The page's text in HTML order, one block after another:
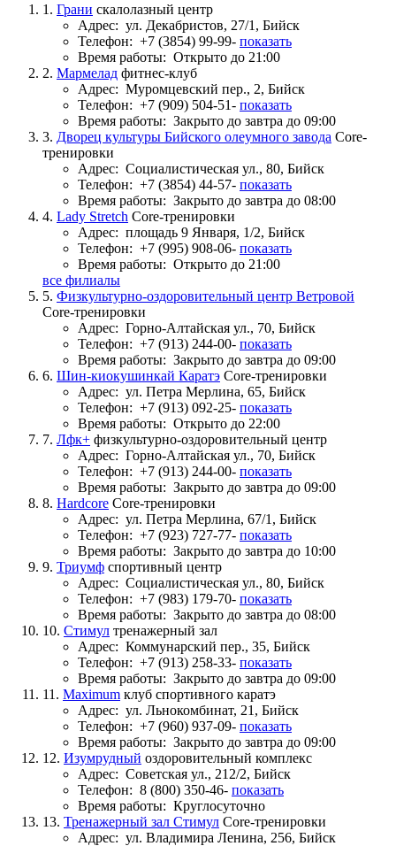
1. Грани скалолазный центр
Адрес: ул. Декабристов, 27/1, Бийск
Телефон: +7 (3854) 99-99- показать
Время работы: Открыто до 21:00
2. Мармелад фитнес-клуб
Адрес: Муромцевский пер., 2, Бийск
Телефон: +7 (909) 504-51- показать
Время работы: Закрыто до завтра до 09:00
3. Дворец культуры Бийского олеумного завода Core-
тренировки
Адрес: Социалистическая ул., 80, Бийск
Телефон: +7 (3854) 44-57- показать
Время работы: Закрыто до завтра до 08:00
4. Lady Stretch Core-тренировки
Адрес: площадь 9 Января, 1/2, Бийск
Телефон: +7 (995) 908-06- показать
Время работы: Открыто до 21:00
все филиалы
5. Физкультурно-оздоровительный центр Ветровой
Core-тренировки
Адрес: Горно-Алтайская ул., 70, Бийск
Телефон: +7 (913) 244-00- показать
Время работы: Закрыто до завтра до 09:00
6. Шин-киокушинкай Каратэ Core-тренировки
Адрес: ул. Петра Мерлина, 65, Бийск
Телефон: +7 (913) 092-25- показать
Время работы: Открыто до 22:00
7. Лфк+ физкультурно-оздоровительный центр
Адрес: Горно-Алтайская ул., 70, Бийск
Телефон: +7 (913) 244-00- показать
Время работы: Закрыто до завтра до 09:00
8. Hardcore Core-тренировки
Адрес: ул. Петра Мерлина, 67/1, Бийск
Телефон: +7 (923) 727-77- показать
Время работы: Закрыто до завтра до 10:00
9. Триумф спортивный центр
Адрес: Социалистическая ул., 80, Бийск
Телефон: +7 (983) 179-70- показать
Время работы: Закрыто до завтра до 08:00
10. Стимул тренажерный зал
Адрес: Коммунарский пер., 35, Бийск
Телефон: +7 (913) 258-33- показать
Время работы: Закрыто до завтра до 09:00
11. Maximum клуб спортивного каратэ
Адрес: ул. Льнокомбинат, 21, Бийск
Телефон: +7 (960) 937-09- показать
Время работы: Закрыто до завтра до 09:00
12. Изумрудный оздоровительный комплекс
Адрес: Советская ул., 212/2, Бийск
Телефон: 8 (800) 350-46- показать
Время работы: Круглосуточно
13. Тренажерный зал Стимул Core-тренировки
Адрес: ул. Владимира Ленина, 256, Бийск